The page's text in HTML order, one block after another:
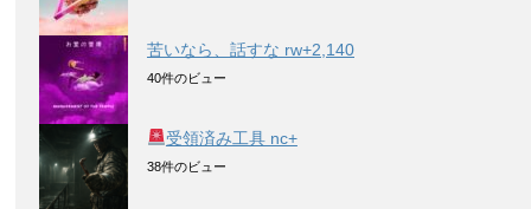
苦いなら、話すな rw+2,140
40件のビュー
受領済み工具 nc+
38件のビュー